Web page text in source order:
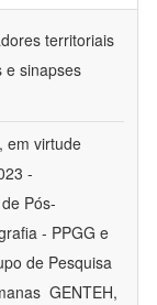
territoriais
e sinapses
em virtude
-
Pós-
- PPGG e
de Pesquisa
 GENTEH,